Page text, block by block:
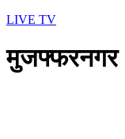
LIVE TV
मुजफ्फरनगर